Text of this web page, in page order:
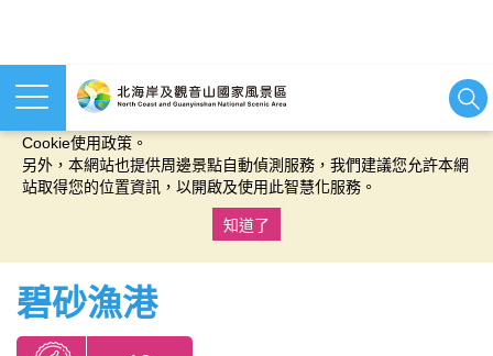
本網站使用cookies等相關技術以持續優化網站服務，並有助於為
Cookie使用政策。
另外，本網站也提供周邊景點自動偵測服務，我們建議您允許本網
站取得您的位置資訊，以開啟及使用此智慧化服務。
知道了
碧砂漁港